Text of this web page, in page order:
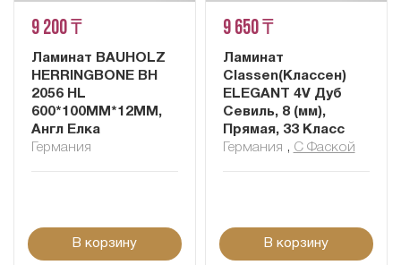
9 200 ₸
Ламинат BAUHOLZ
HERRINGBONE BH
2056 HL
600*100MM*12ММ,
Англ Елка
Германия
В корзину
9 650 ₸
Ламинат
Classen(Классен)
ELEGANT 4V Дуб
Севиль, 8 (мм),
Прямая, 33 Класс
Германия , С Фаской
В корзину